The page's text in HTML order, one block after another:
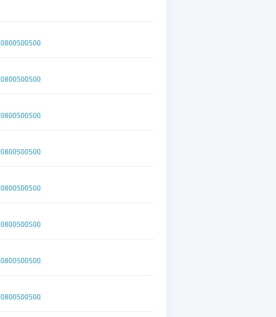
0800500500
0800500500
0800500500
0800500500
0800500500
0800500500
0800500500
0800500500